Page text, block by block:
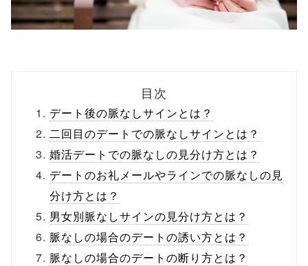
目次
デート後の脈なしサインとは？
二回目のデートでの脈なしサインとは？
婚活デートでの脈なしの見分け方とは？
デートのお礼メールやラインでの脈なしの見
分け方とは？
男女別脈なしサインの見分け方とは？
脈なしの場合のデートの誘い方とは？
脈なしの場合のデートの断り方とは？